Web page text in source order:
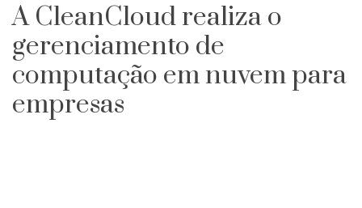
A CleanCloud realiza o
gerenciamento de
computação em nuvem para
empresas